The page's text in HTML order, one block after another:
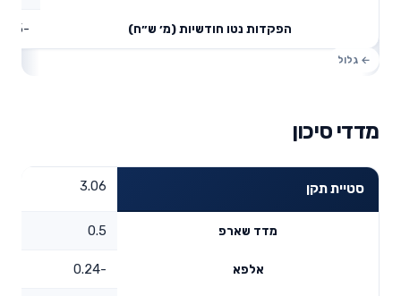
הפקדות נטו חודשיות (מ׳ ש״ח) -96.55
מדדי סיכון
סטיית תקן 3.06
מדד שארפ 0.5
אלפא -0.24